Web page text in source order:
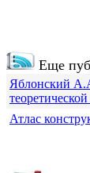
Еще
Яблонский
Атлас